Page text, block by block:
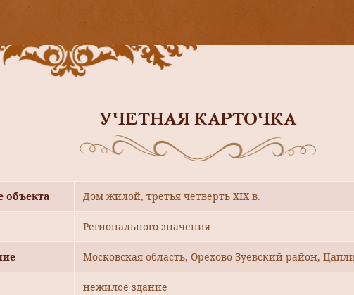
УЧЕТНАЯ КАРТОЧКА
объекта Дом жилой, третья четверть XIX в.
Регионального значения
Московская область, Орехово-Зуевский район,
нежилое здание